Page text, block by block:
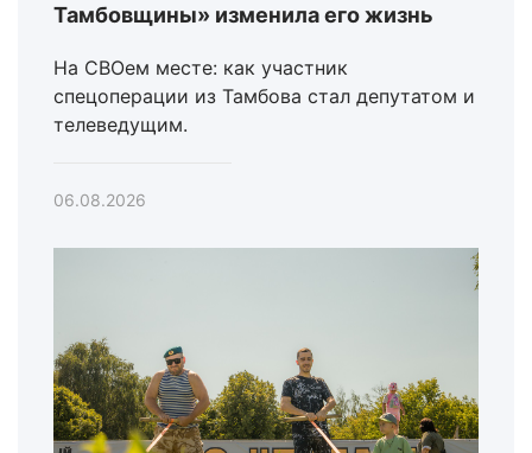
Тамбовщины» изменила его жизнь
На СВОем месте: как участник
спецоперации из Тамбова стал депутатом и
телеведущим.
06.08.2026